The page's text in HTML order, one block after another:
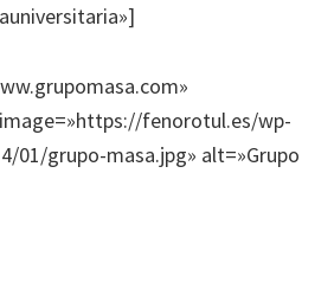
fenorotul.es/wp-
01/grupo-masa.jpg» alt=»Grupo